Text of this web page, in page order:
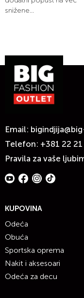
snižene...
Email:
Telefon: +381 22
Pravila za vaše
KUPOVINA
Odeća
Obuća
Sportska oprema
Nakit i aksesoari
Odeća za decu